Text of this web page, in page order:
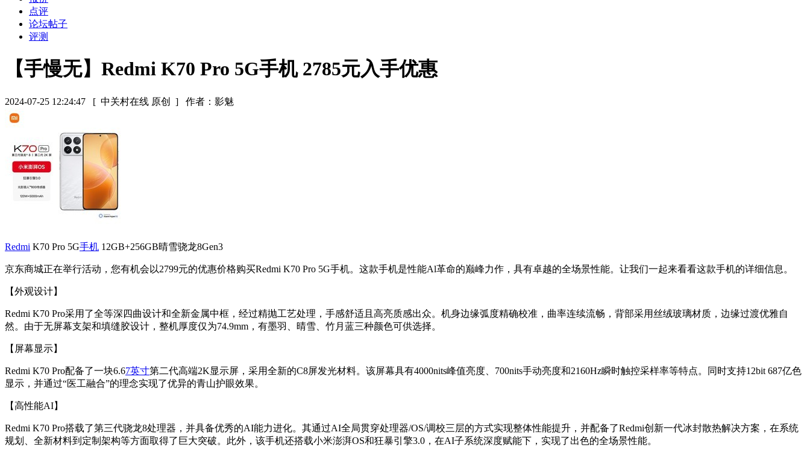
点评
论坛帖子
评测
【手慢无】Redmi K70 Pro 5G手机 2785元入手优惠
2024-07-25 12:24:47 [ 中关村在线 原创 ] 作者：影魅
Redmi K70 Pro 5G手机 12GB+256GB晴雪骁龙8Gen3
京东商城正在举行活动，您有机会以2799元的优惠价格购买Redmi K70 Pro 5G手机。这款手机是性能Al革命的巅峰力作，具有卓越的全场景性能。让我们一起来看看这款手机的详细信息。
【外观设计】
Redmi K70 Pro采用了全等深四曲设计和全新金属中框，经过精抛工艺处理，手感舒适且高亮质感出众。机身边缘弧度精确校准，曲率连续流畅，背部采用丝绒玻璃材质，边缘过渡优雅自
然。由于无屏幕支架和填缝胶设计，整机厚度仅为74.9mm，有墨羽、晴雪、竹月蓝三种颜色可供选择。
【屏幕显示】
Redmi K70 Pro配备了一块6.67英寸第二代高端2K显示屏，采用全新的C8屏发光材料。该屏幕具有4000nits峰值亮度、700nits手动亮度和2160Hz瞬时触控采样率等特点。同时支持12bit 687亿色
显示，并通过“医工融合”的理念实现了优异的青山护眼效果。
【高性能AI】
Redmi K70 Pro搭载了第三代骁龙8处理器，并具备优秀的AI能力进化。其通过AI全局贯穿处理器/OS/调校三层的方式实现整体性能提升，并配备了Redmi创新一代冰封散热解决方案，在系统
规划、全新材料到定制架构等方面取得了巨大突破。此外，该手机还搭载小米澎湃OS和狂暴引擎3.0，在AI子系统深度赋能下，实现了出色的全场景性能。